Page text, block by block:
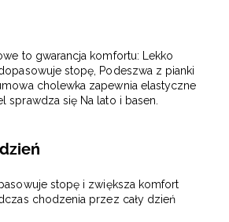
to gwarancja komfortu: Lekko
stopę, Podeszwa z pianki
cholewka zapewnia elastyczne
sprawdza się Na lato i basen.
stopę i zwiększa komfort
chodzenia przez cały dzień